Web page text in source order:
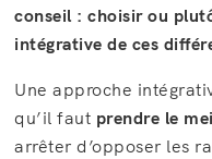
conseil : choisir ou
intégrative de ces
Une approche
qu’il faut prendre le
arrêter d’opposer les